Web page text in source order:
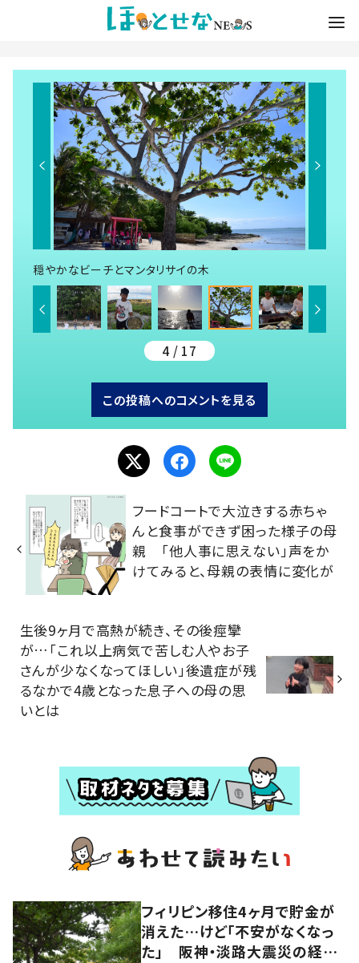
穏やかなビーチとマンタリサイの木
4 / 17
この投稿へのコメントを見る
フードコートで大泣きする赤ちゃ
んと食事ができず困った様子の母
親 「他人事に思えない」声をか
けてみると、母親の表情に変化が
生後9ヶ月で高熱が続き、その後痙攣
が…「これ以上病気で苦しむ人やお子
さんが少なくなってほしい」後遺症が残
るなかで4歳となった息子への母の思
いとは
フィリピン移住4ヶ月で貯金が
消えた…けど「不安がなくなっ
た」 阪神・淡路大震災の経験